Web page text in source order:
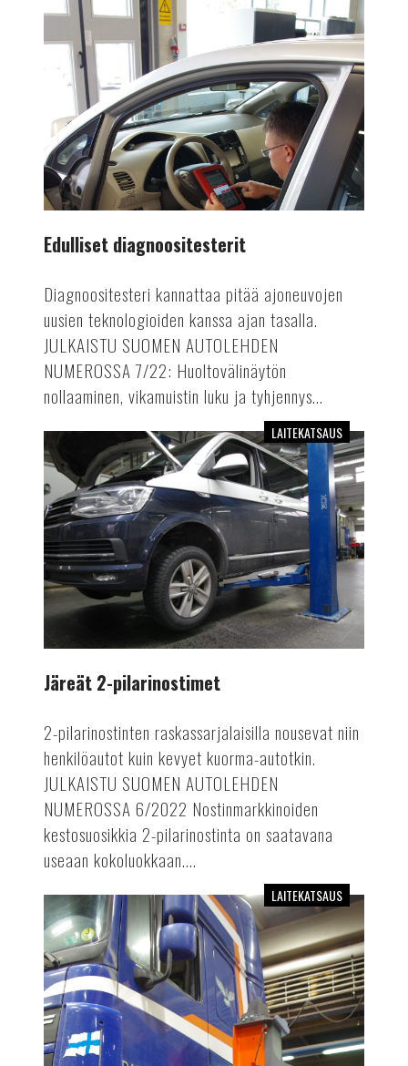
Edulliset diagnoositesterit
Diagnoositesteri kannattaa pitää ajoneuvojen
uusien teknologioiden kanssa ajan tasalla.
JULKAISTU SUOMEN AUTOLEHDEN
NUMEROSSA 7/22: Huoltovälinäytön
nollaaminen, vikamuistin luku ja tyhjennys...
Järeät
2-
pilarinostimet
LAITEKATSAUS
Järeät 2-pilarinostimet
2-pilarinostinten raskassarjalaisilla nousevat niin
henkilöautot kuin kevyet kuorma-autotkin.
JULKAISTU SUOMEN AUTOLEHDEN
NUMEROSSA 6/2022 Nostinmarkkinoiden
kestosuosikkia 2-pilarinostinta on saatavana
useaan kokoluokkaan....
Raskaan
kaluston
nostinpylväät
LAITEKATSAUS